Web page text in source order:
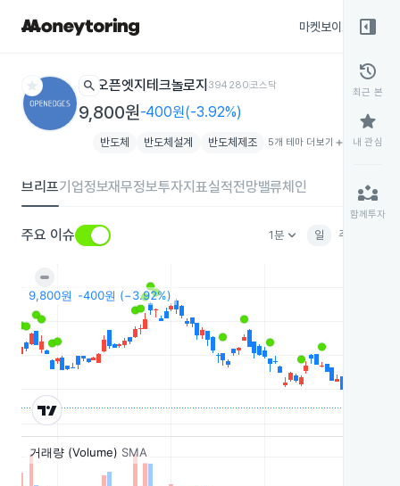
마켓보이스
star search 오픈엣지테크놀로지 394280코스닥
9,800원-400원(-3.92%)
반도체 반도체설계 반도체제조 5개 테마 더보기 add
브리프기업정보재무정보투자지표실적전망밸류체인
주요 이슈 1분keyboard_arrow_down 일 주
right_panel_open
history
최근 본
star
내 관심
partner_exchange
함께투자